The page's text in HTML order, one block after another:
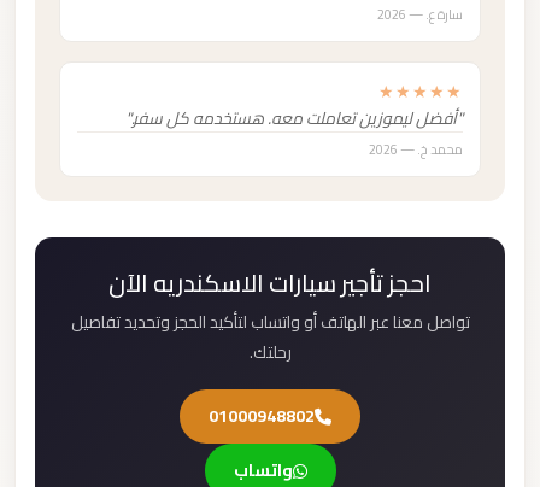
سارة ع. — 2026
★★★★★
"أفضل ليموزين تعاملت معه. هستخدمه كل سفر."
محمد خ. — 2026
احجز تأجير سيارات الاسكندريه الآن
تواصل معنا عبر الهاتف أو واتساب لتأكيد الحجز وتحديد تفاصيل
رحلتك.
01000948802
واتساب